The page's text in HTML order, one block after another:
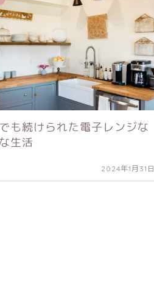
も続けられた電子レンジな
生活
2024年1月31日